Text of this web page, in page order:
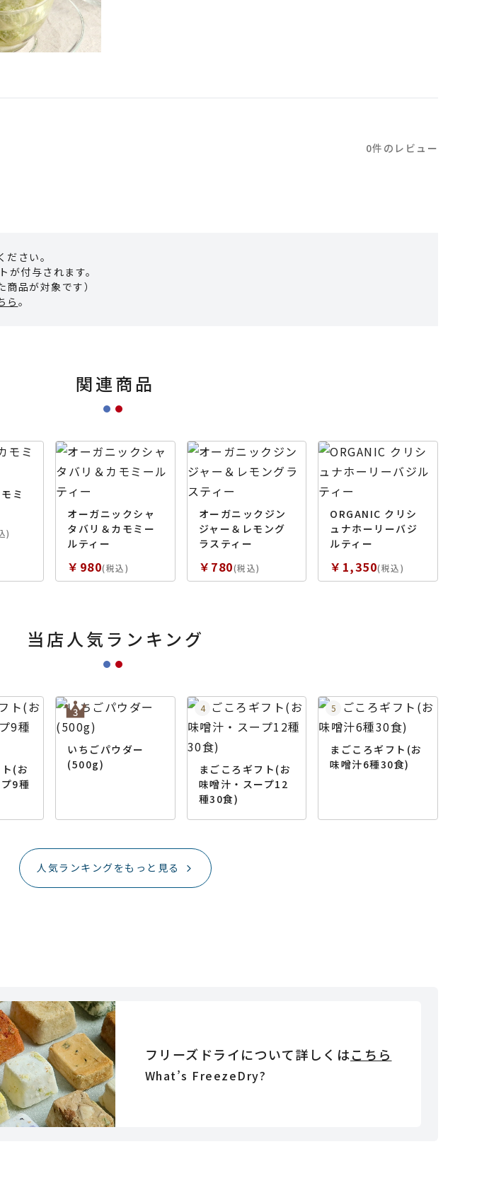
0件のレビュー
ださい。
が付与されます。
商品が対象です）
ら。
関連商品
ミ
)
オーガニックシャ
タバリ＆カモミー
ルティー
￥980(税込)
オーガニックジン
ジャー＆レモング
ラスティー
￥780(税込)
ORGANIC クリシ
ュナホーリーバジ
ルティー
￥1,350(税込)
当店人気ランキング
(お
9種
いちごパウダー
(500g)
まごころギフト(お
味噌汁・スープ12
種30食)
まごころギフト(お
味噌汁6種30食)
人気ランキングをもっと見る
フリーズドライについて詳しくはこちら
What’s FreezeDry?